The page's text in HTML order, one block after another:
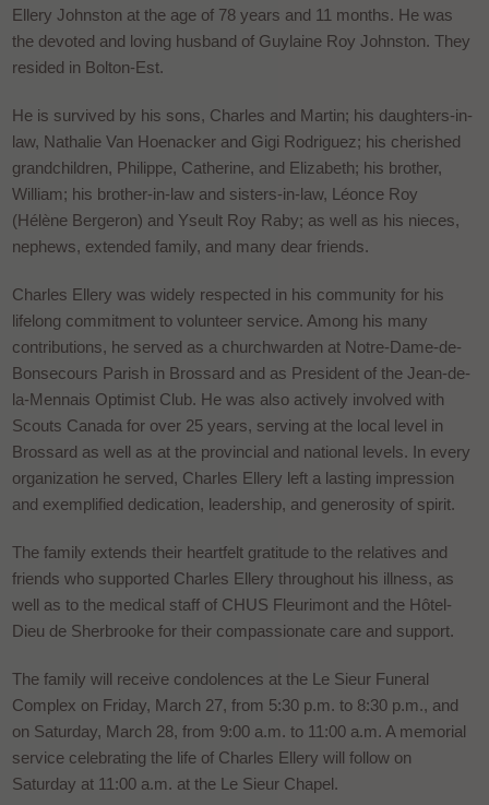
Ellery Johnston at the age of 78 years and 11 months. He was
the devoted and loving husband of Guylaine Roy Johnston. They
resided in Bolton-Est.
He is survived by his sons, Charles and Martin; his daughters-in-
law, Nathalie Van Hoenacker and Gigi Rodriguez; his cherished
grandchildren, Philippe, Catherine, and Elizabeth; his brother,
William; his brother-in-law and sisters-in-law, Léonce Roy
(Hélène Bergeron) and Yseult Roy Raby; as well as his nieces,
nephews, extended family, and many dear friends.
Charles Ellery was widely respected in his community for his
lifelong commitment to volunteer service. Among his many
contributions, he served as a churchwarden at Notre-Dame-de-
Bonsecours Parish in Brossard and as President of the Jean-de-
la-Mennais Optimist Club. He was also actively involved with
Scouts Canada for over 25 years, serving at the local level in
Brossard as well as at the provincial and national levels. In every
organization he served, Charles Ellery left a lasting impression
and exemplified dedication, leadership, and generosity of spirit.
The family extends their heartfelt gratitude to the relatives and
friends who supported Charles Ellery throughout his illness, as
well as to the medical staff of CHUS Fleurimont and the Hôtel-
Dieu de Sherbrooke for their compassionate care and support.
The family will receive condolences at the Le Sieur Funeral
Complex on Friday, March 27, from 5:30 p.m. to 8:30 p.m., and
on Saturday, March 28, from 9:00 a.m. to 11:00 a.m. A memorial
service celebrating the life of Charles Ellery will follow on
Saturday at 11:00 a.m. at the Le Sieur Chapel.